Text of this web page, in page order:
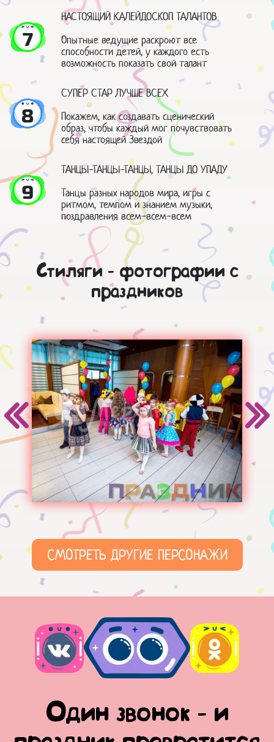
7
НАСТОЯЩИЙ КАЛЕЙДОСКОП ТАЛАНТОВ
Опытные ведущие раскроют все
способности детей, у каждого есть
возможность показать свой талант
8
СУПЕР СТАР ЛУЧШЕ ВСЕХ
Покажем, как создавать сценический
образ, чтобы каждый мог почувствовать
себя настоящей Звездой
9
ТАНЦЫ-ТАНЦЫ-ТАНЦЫ, ТАНЦЫ ДО УПАДУ
Танцы разных народов мира, игры с
ритмом, темпом и знанием музыки,
поздравления всем-всем-всем
Стиляги - фотографии с
праздников
СМОТРЕТЬ ДРУГИЕ ПЕРСОНАЖИ
Один звонок - и